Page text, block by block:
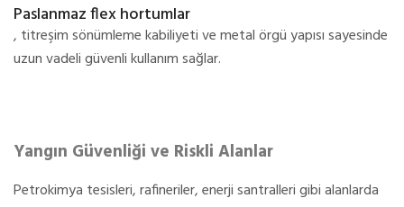
Paslanmaz flex hortumlar
, titreşim sönümleme kabiliyeti ve metal örgü yapısı sayesinde
uzun vadeli güvenli kullanım sağlar.
Yangın Güvenliği ve Riskli Alanlar
Petrokimya tesisleri, rafineriler, enerji santralleri gibi alanlarda